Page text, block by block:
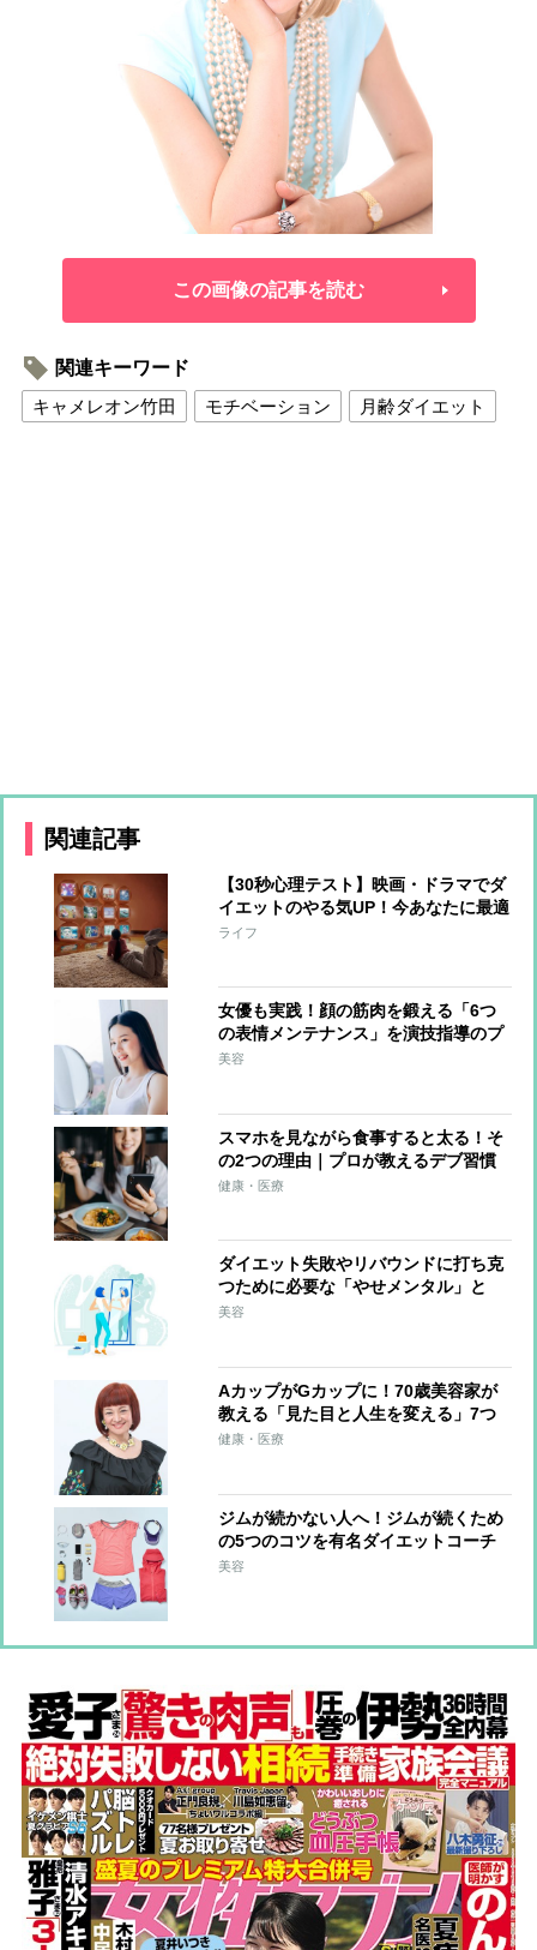
この画像の記事を読む
関連キーワード
キャメレオン竹田
モチベーション 月齢ダイエット
関連記事
【30秒心理テスト】映画・ドラマでダ
イエットのやる気UP！今あなたに最適
なジャンルは？
ライフ
女優も実践！顔の筋肉を鍛える「6つ
の表情メンテナンス」を演技指導のプ
ロが伝授
美容
スマホを見ながら食事すると太る！そ
の2つの理由｜プロが教えるデブ習慣
とその改善方法
健康・医療
ダイエット失敗やリバウンドに打ち克
つために必要な「やせメンタル」と
は？
美容
AカップがGカップに！70歳美容家が
教える「見た目と人生を変える」7つ
の金言
健康・医療
ジムが続かない人へ！ジムが続くため
の5つのコツを有名ダイエットコーチ
が伝授
美容